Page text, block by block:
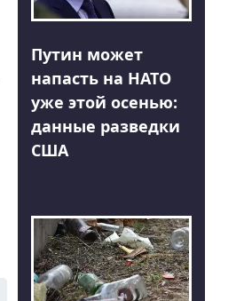
Путин может
напасть на НАТО
уже этой осенью:
данные разведки
США